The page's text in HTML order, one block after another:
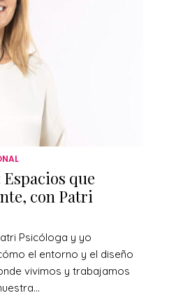
que
con Patri
Psicóloga y yo
el entorno y el diseño
vivimos y trabajamos